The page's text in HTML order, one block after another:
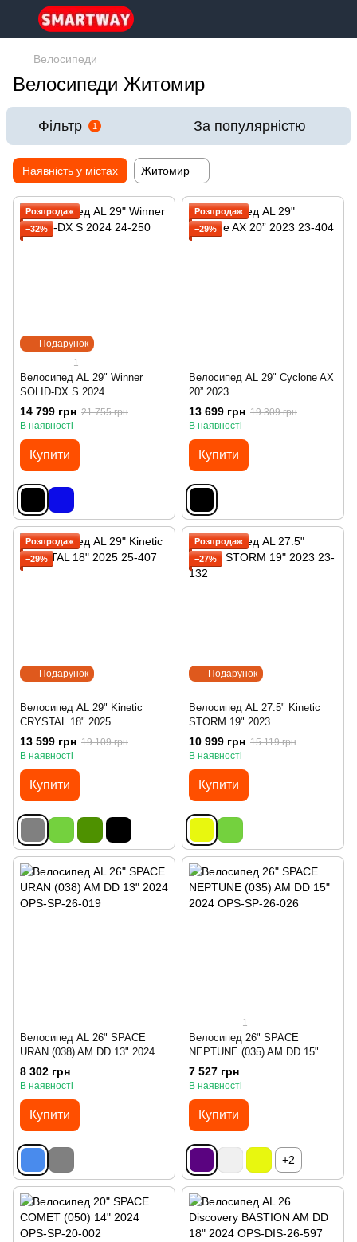
Велосипеди
Велосипеди Житомир
Фільтр 1 За популярністю
Наявність у містах Житомир
Подарунок
Розпродаж
−32%
1
Велосипед AL 29" Winner
SOLID-DX S 2024
14 799 грн 21 755 грн
В наявності
Купити
Розпродаж
−29%
Велосипед AL 29" Cyclone AX
20” 2023
13 699 грн 19 309 грн
В наявності
Купити
Подарунок
Розпродаж
−29%
Велосипед AL 29" Kinetic
CRYSTAL 18" 2025
13 599 грн 19 109 грн
В наявності
Купити
Подарунок
Розпродаж
−27%
Велосипед AL 27.5" Kinetic
STORM 19" 2023
10 999 грн 15 119 грн
В наявності
Купити
Велосипед AL 26" SPACE
URAN (038) AM DD 13" 2024
8 302 грн
В наявності
Купити
1
Велосипед 26" SPACE
NEPTUNE (035) AM DD 15"
2024
7 527 грн
В наявності
Купити
+2